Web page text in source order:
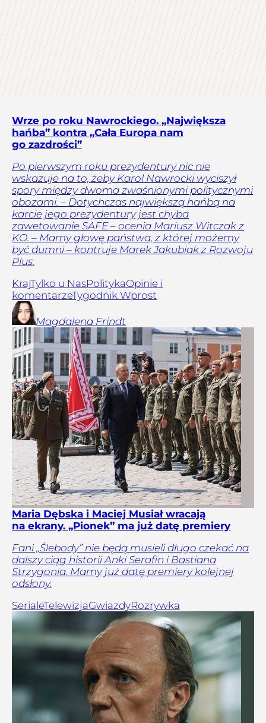
Wrze po roku Nawrockiego. „Największa
hańba” kontra „Cała Europa nam
go zazdrości”
Po pierwszym roku prezydentury nic nie
wskazuje na to, żeby Karol Nawrocki wyciszył
spory między dwoma zwaśnionymi politycznymi
obozami. – Dotychczas największą hańbą na
karcie jego prezydentury jest chyba
zawetowanie SAFE – ocenia Mariusz Witczak z
KO. – Mamy głowę państwa, z której możemy
być dumni – kontruje Marek Jakubiak z Rozwoju
Plus.
KrajTylko u NasPolitykaOpinie i
komentarzeTygodnik Wprost
Magdalena Frindt
Maria Dębska i Maciej Musiał wracają
na ekrany. „Pionek” ma już datę premiery
Fani „Ślebody” nie będą musieli długo czekać na
dalszy ciąg historii Anki Serafin i Bastiana
Strzygonia. Mamy już datę premiery kolejnej
odsłony.
SerialeTelewizjaGwiazdyRozrywka